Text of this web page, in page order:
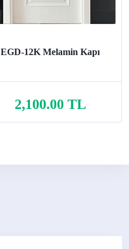
EGD-12K Melamin Kapı
2,100.00 TL
Sepete Ekle